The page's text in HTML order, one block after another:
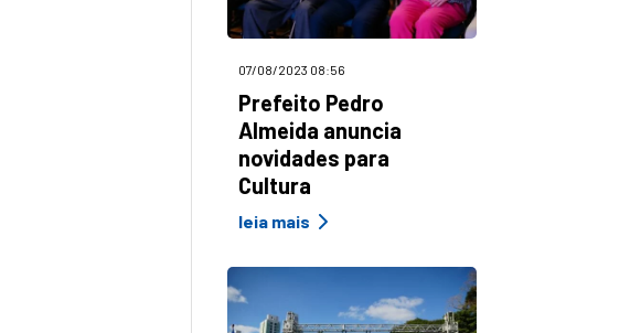
07/08/2023 08:56
Prefeito Pedro
Almeida anuncia
novidades para
Cultura
leia mais